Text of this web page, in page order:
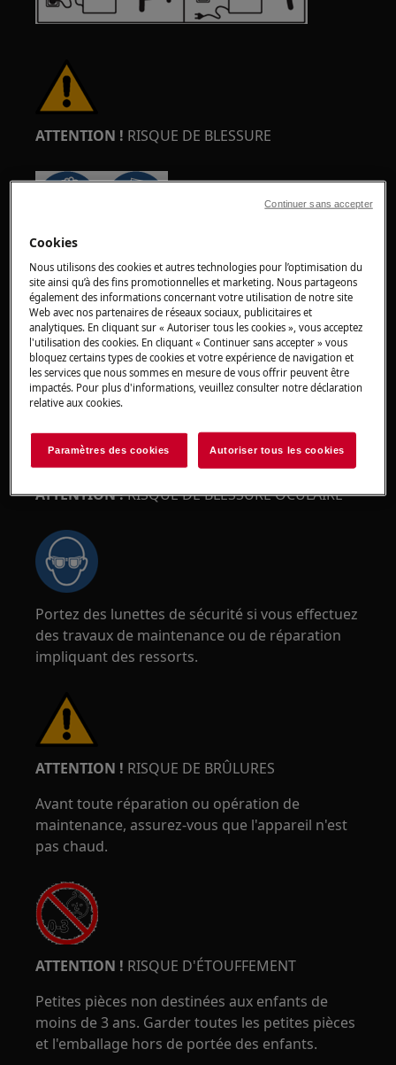
ATTENTION ! RISQUE DE BLESSURE
des appareils. Pour les appareils lourds, il est
plus sûr que deux personnes les déplacent.
Utilisez toujours des gants de sécurité et des
chaussures de sécurité. Portez des gants de
sécurité en tout temps pour vous protéger des
coupures dues aux bords tranchants.
ATTENTION !RISQUE DE BLESSURE OCULAIRE
Portez des lunettes de sécurité si vous effectuez
des travaux de maintenance ou de réparation
impliquant des ressorts.
ATTENTION ! RISQUE DE BRÛLURES
Avant toute réparation ou opération de
maintenance, assurez-vous que l'appareil n'est
pas chaud.
ATTENTION ! RISQUE D'ÉTOUFFEMENT
Petites pièces non destinées aux enfants de
moins de 3 ans. Garder toutes les petites pièces
et l'emballage hors de portée des enfants.
Cookies
Nous utilisons des cookies et autres technologies pour l’optimisation du
site ainsi qu’à des fins promotionnelles et marketing. Nous partageons
également des informations concernant votre utilisation de notre site
Web avec nos partenaires de réseaux sociaux, publicitaires et
analytiques. En cliquant sur « Autoriser tous les cookies », vous acceptez
l'utilisation des cookies. En cliquant « Continuer sans accepter » vous
bloquez certains types de cookies et votre expérience de navigation et
les services que nous sommes en mesure de vous offrir peuvent être
impactés. Pour plus d'informations, veuillez consulter notre déclaration
relative aux cookies.
Paramètres des cookies Autoriser tous les cookies
Continuer sans accepter